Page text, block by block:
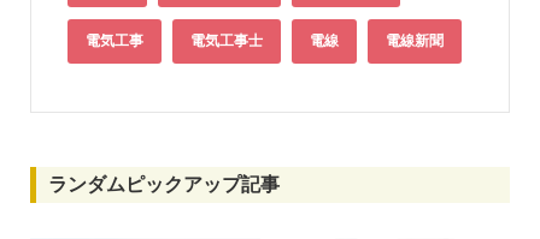
電気工事 電気工事士 電線 電線新聞
ランダムピックアップ記事